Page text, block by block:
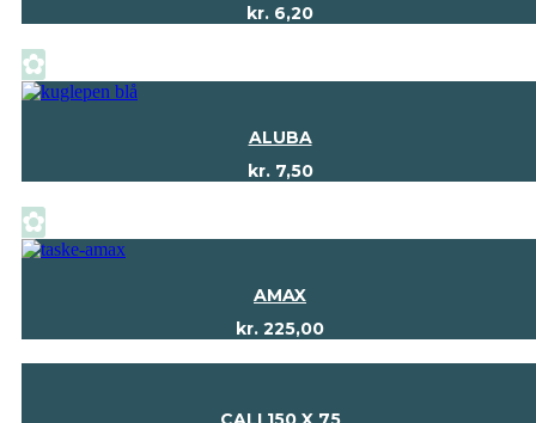
kr. 6,20
✿
ALUBA
kr.7,50
✿
AMAX
kr. 225,00